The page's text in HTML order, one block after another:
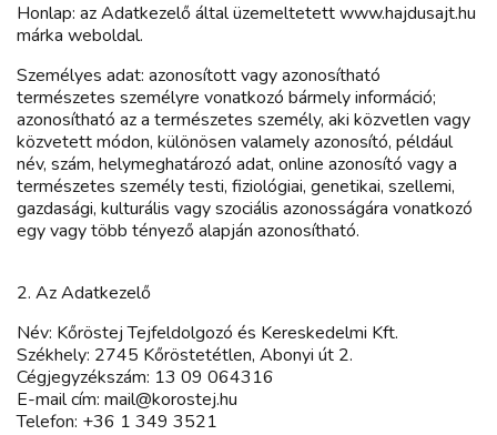
Honlap: az Adatkezelő által üzemeltetett www.hajdusajt.hu
márka weboldal.
Személyes adat: azonosított vagy azonosítható
természetes személyre vonatkozó bármely információ;
azonosítható az a természetes személy, aki közvetlen vagy
közvetett módon, különösen valamely azonosító, például
név, szám, helymeghatározó adat, online azonosító vagy a
természetes személy testi, fiziológiai, genetikai, szellemi,
gazdasági, kulturális vagy szociális azonosságára vonatkozó
egy vagy több tényező alapján azonosítható.
2. Az Adatkezelő
Név: Kőröstej Tejfeldolgozó és Kereskedelmi Kft.
Székhely: 2745 Kőröstetétlen, Abonyi út 2.
Cégjegyzékszám: 13 09 064316
E-mail cím: mail@korostej.hu
Telefon: +36 1 349 3521